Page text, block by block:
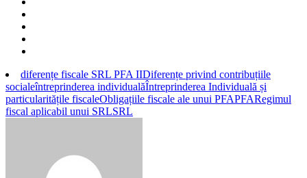
diferențe fiscale SRL PFA IIDiferențe privind contribuțiile
socialeîntreprinderea individualăÎntreprinderea Individuală și
particularitățile fiscaleObligațiile fiscale ale unui PFAPFARegimul
fiscal aplicabil unui SRLSRL